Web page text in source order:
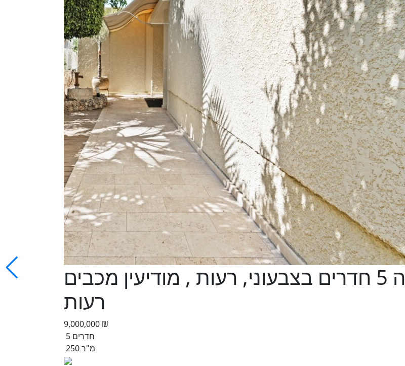
וילה 5 חדרים בצבעוני, רעות , מודיעין מכבים
רעות
9,000,000 ₪
5 חדרים
250 מ"ר